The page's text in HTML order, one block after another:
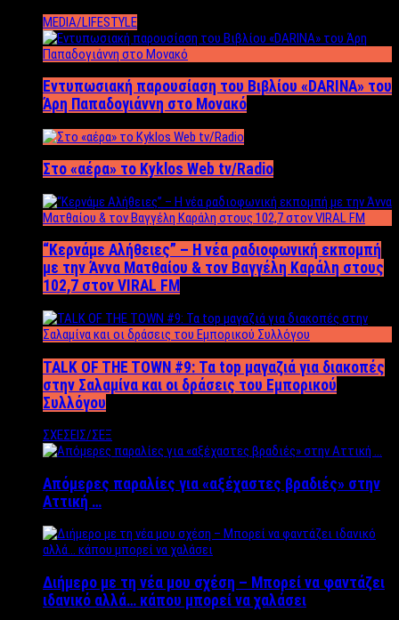
MEDIA/LIFESTYLE
Εντυπωσιακή παρουσίαση του Βιβλίου «DARINA» του
Άρη Παπαδογιάννη στο Μονακό
Στο «αέρα» το Kyklos Web tv/Radio
“Kερνάμε Αλήθειες” – Η νέα ραδιοφωνική εκπομπή
με την Άννα Ματθαίου & τον Βαγγέλη Καράλη στους
102,7 στον VIRAL FM
TALK OF THE TOWN #9: Τα top μαγαζιά για διακοπές
στην Σαλαμίνα και οι δράσεις του Εμπορικού
Συλλόγου
ΣΧΕΣΕΙΣ/ΣΕΞ
Απόμερες παραλίες για «αξέχαστες βραδιές» στην
Αττική …
Διήμερο με τη νέα μου σχέση – Μπορεί να φαντάζει
ιδανικό αλλά… κάπου μπορεί να χαλάσει